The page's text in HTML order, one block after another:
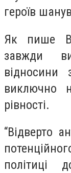
героїв
Як пише
завжди
виключно
рівності.
“Відверто
політиці